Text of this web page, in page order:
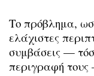
Το πρόβλημα,
ελάχιστες
συμβάσεις —
περιγραφή